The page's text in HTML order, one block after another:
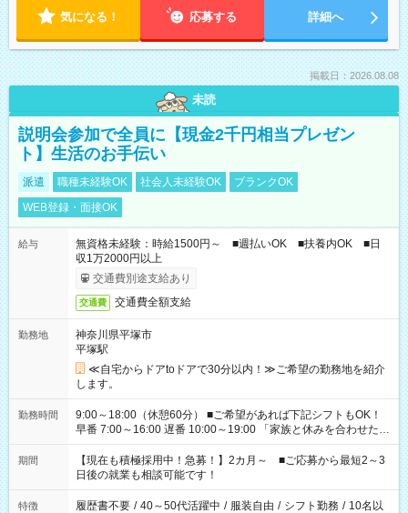
気になる！ 応募する 詳細へ
掲載日：2026.08.08
未読
説明会参加で全員に【現金2千円相当プレゼン
ト】生活のお手伝い
派遣 職種未経験OK 社会人未経験OK
ブランクOK
WEB登録・面接OK
給与
無資格未経験：時給1500円～ ■週払いOK ■扶養内OK ■日
収1万2000円以上
交通費別途支給あり
交通費 交通費全額支給
勤務地
神奈川県平塚市
平塚駅
≪自宅からドアtoドアで30分以内！≫ご希望の勤務地を紹介
します。
勤務時間
9:00～18:00（休憩60分） ■ご希望があれば下記シフトもOK！
早番 7:00～16:00 遅番 10:00～19:00 「家族と休みを合わせた
い」 「余裕を持って夕飯の準備がしたい」 「できれば残業はし
たくない」 など、ご希望を教えてくださいね。 ※Wワーク希望
の方へ 今ご覧のお仕事で希望する勤務時間と、もう1つのお仕事
の勤務時間。 合計で週40時間を超える場合は応募できません。
期間
【現在も積極採用中！急募！】2カ月～ ■ご応募から最短2～3
日後の就業も相談可能です！
特徴 履歴書不要 / 40～50代活躍中 / 服装自由 / シフト勤務 / 10名以